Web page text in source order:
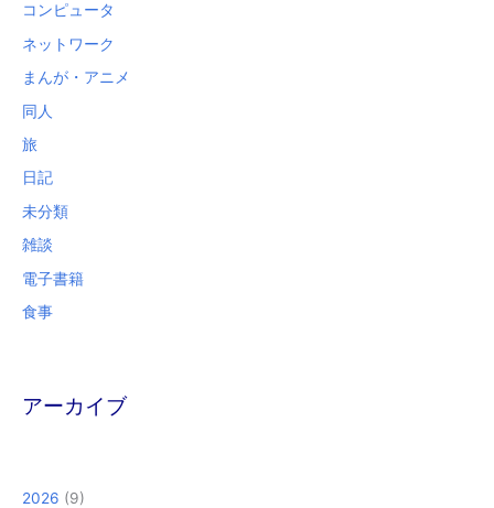
コンピュータ
ネットワーク
まんが・アニメ
同人
旅
日記
未分類
雑談
電子書籍
食事
アーカイブ
2026 (9)